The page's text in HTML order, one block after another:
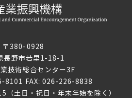
〒380-0928
長野市若里1-18-1
技術総合センター3F
8101 FAX: 026-226-8838
（土日・祝日・年末年始を除く）